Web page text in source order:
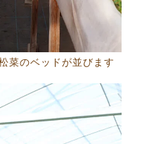
菜のベッドが並びます